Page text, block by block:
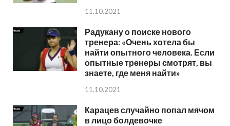
11.10.2021
Радукану о поиске нового
тренера: «Очень хотела бы
найти опытного человека. Если
опытные тренеры смотрят, вы
знаете, где меня найти»
11.10.2021
Карацев случайно попал мячом
в лицо болдевочке